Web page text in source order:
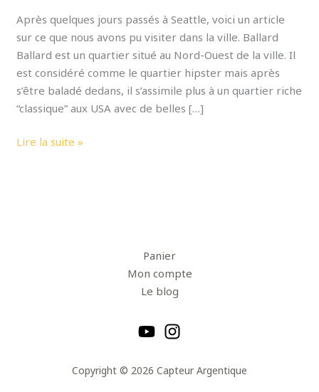
Après quelques jours passés à Seattle, voici un article
sur ce que nous avons pu visiter dans la ville. Ballard
Ballard est un quartier situé au Nord-Ouest de la ville. Il
est considéré comme le quartier hipster mais après
s’être baladé dedans, il s’assimile plus à un quartier riche
“classique” aux USA avec de belles […]
Lire la suite »
Panier
Mon compte
Le blog
Copyright © 2026 Capteur Argentique